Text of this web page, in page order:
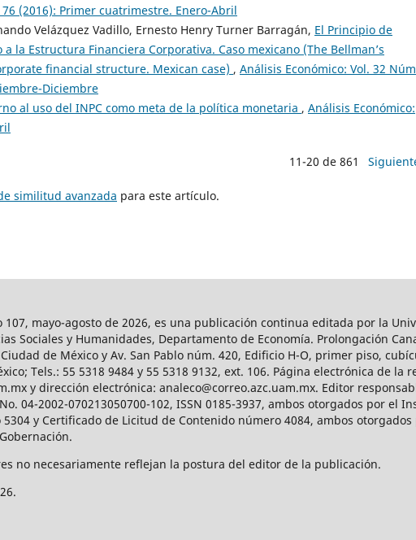
(2016): Primer cuatrimestre. Enero-Abril
Velázquez Vadillo, Ernesto Henry Turner Barragán, El Principio de
la Estructura Financiera Corporativa. Caso mexicano (The Bellman’s
financial structure. Mexican case) , Análisis Económico: Vol. 32
Diciembre
al uso del INPC como meta de la política monetaria , Análisis Económico:
11-20 de 861
similitud avanzada para este artículo.
107, mayo-agosto de 2026, es una publicación continua editada por la
Sociales y Humanidades, Departamento de Economía. Prolongación
de México y Av. San Pablo núm. 420, Edificio H-O, primer piso,
Tels.: 55 5318 9484 y 55 5318 9132, ext. 106. Página electrónica de la
y dirección electrónica: analeco@correo.azc.uam.mx. Editor
04-2002-070213050700-102, ISSN 0185-3937, ambos otorgados por el
y Certificado de Licitud de Contenido número 4084, ambos
no necesariamente reflejan la postura del editor de la publicación.